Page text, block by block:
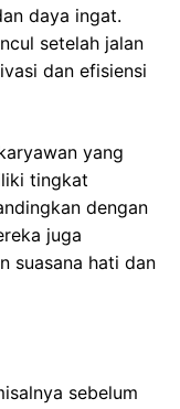
daya ingat.
setelah jalan
dan efisiensi
yang
tingkat
dengan
juga
suasana hati dan
sebelum